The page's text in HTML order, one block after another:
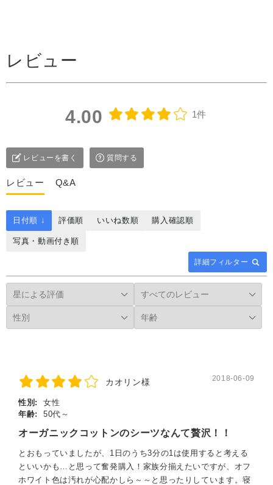
レビュー
4.00 1件
レビューを書く 質問する
レビュー Q&A
詳細フィルター
日付順 ↓ 評価順 いいね数順 購入確認順
写真・動画付き順
カオリン様 2018-06-09
性別:
女性
年齢:
50代～
オーガニックコットンのシーツなんて贅沢！！
とおもっていましたが、1日のうち3分の1は使用すると考える
といいかも…と思って奮発購入！家族分揃えたいですが、オフ
ホワイト色は汚れが心配かしら～～と思ったりしています。寝